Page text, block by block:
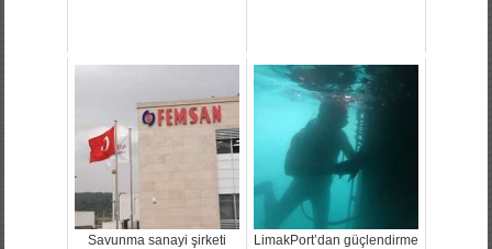
Savunma sanayi şirketi
LimakPort’dan güçlendirme